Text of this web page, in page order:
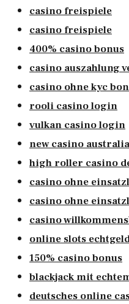
casino freispiele
casino freispiele
400% casino bonus
casino auszahlung
casino ohne kyc
rooli casino login
vulkan casino login
new casino australia
high roller casino
casino ohne
casino ohne
casino
online slots
150% casino bonus
blackjack mit
deutsches online